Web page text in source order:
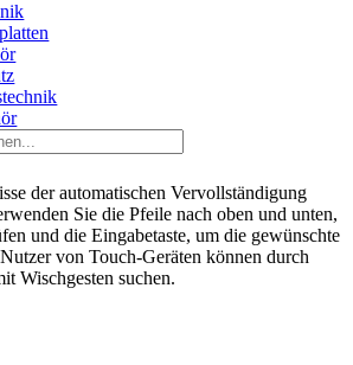
der automatischen Vervollständigung
Sie die Pfeile nach oben und unten,
und die Eingabetaste, um die gewünschte
von Touch-Geräten können durch
Wischgesten suchen.